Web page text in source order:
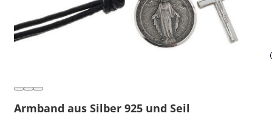
Armband aus Silber 925 und Seil